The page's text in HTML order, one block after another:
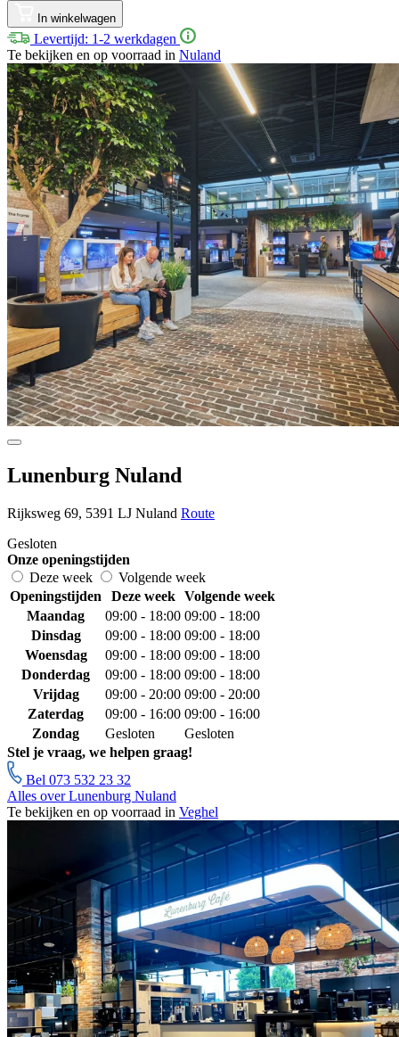
In winkelwagen
Levertijd: 1-2 werkdagen
Te bekijken en op voorraad in Nuland
Lunenburg Nuland
Rijksweg 69, 5391 LJ Nuland Route
Gesloten
Onze openingstijden
Deze week
Volgende week
Openingstijden
Deze week
Volgende week
Maandag
09:00 - 18:00 09:00 - 18:00
Dinsdag
09:00 - 18:00 09:00 - 18:00
Woensdag
09:00 - 18:00 09:00 - 18:00
Donderdag
09:00 - 18:00 09:00 - 18:00
Vrijdag
09:00 - 20:00 09:00 - 20:00
Zaterdag
09:00 - 16:00 09:00 - 16:00
Zondag
Gesloten
Gesloten
Stel je vraag, we helpen graag!
Bel 073 532 23 32
Alles over Lunenburg Nuland
Te bekijken en op voorraad in Veghel